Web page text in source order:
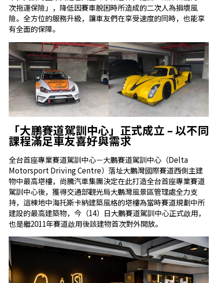
次拖運保險」，降低因賽車脫困時所造成的二次人為損壞風
險。全方位的服務升級，讓車友們在享受速度的同時，也能享
有全面的保障。
「大鵬賽道駕訓中心」正式成立 – 以不同
課程滿足車友喜好與需求
全台首座專業賽道駕訓中心－大鵬賽道駕訓中心（Delta
Motorsport Driving Centre）落址大鵬灣國際賽道西側主建
物中最高塔樓，尚騰汽車集團決定在此打造全台首座專業賽道
駕訓中心後，獲得交通部觀光局大鵬灣風景區管理處全力支
持，這棟地中海托斯卡納建築風格的塔樓為當時賽道規劃中所
建設的最高建築物，今（14）日大鵬賽道駕訓中心正式啟用，
也是繼2011年賽道啟用後該建物首次對外開放。